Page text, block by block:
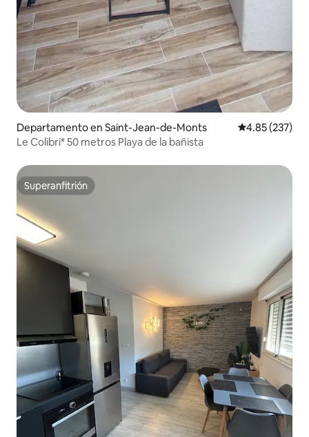
Departamento en Saint-Jean-de-Monts Calificación
4.85 (237)
Le Colibri* 50 metros Playa de la bañista
Superanfitrión
Superanfitrión